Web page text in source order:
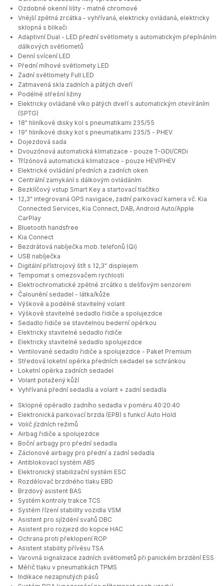
Ozdobné okenní lišty - matně chromové
Vnější zpětná zrcátka - vyhřívaná, elektricky ovládaná, elektricky
sklopná s blikači
Adaptivní Dual - LED přední světlomety s automatickým přepínáním
dálkových světlometů
Denní svícení LED
Přední mlhové světlomety LED
Zadní světlomety Full LED
Zatmavená skla zadních a pátých dveří
Podélné střešní ližiny
Elektricky ovládané víko pátých dveří s automatickým otevíráním
(SPTG)
18" hliníkové disky kol s pneumatikami 235/55
19" hliníkové disky kol s pneumatikami 235/5 - PHEV
Dojezdová sada
Dvouzónová automatická klimatizace - pouze T-GDI/CRDi
Třízónová automatická klimatizace - pouze HEV/PHEV
Elektrické ovládání předních a zadních oken
Centrální zamykání s dálkovým ovládáním
Bezklíčový vstup Smart Key a startovací tlačítko
12,3" integrovaná GPS navigace, zadní parkovací kamera vč. Kia
Connected Services, Kia Connect, DAB, Android Auto/Apple
CarPlay
Bluetooth handsfree
Kia Connect
Bezdrátová nabíječka mob. telefonů (Qi)
USB nabíječka
Digitální přístrojový štít s 12,3" displejem
Tempomat s omezovačem rychlosti
Elektrochromatické zpětné zrcátko s dešťovým senzorem
Čalounění sedadel - látka/kůže
Výškově a podélně stavitelný volant
Výškově stavitelné sedadlo řidiče a spolujezdce
Sedadlo řidiče se stavitelnou bederní opěrkou
Elektricky stavitelné sedadlo řidiče
Elektricky stavitelné sedadlo spolujezdce
Ventilované sedadlo řidiče a spolujezdce - Paket Premium
Středová loketní opěrka předních sedadel se schránkou
Loketní opěrka zadních sedadel
Volant potažený kůží
Vyhřívaná přední sedadla a volant + zadní sedadla
Sklopné opěradlo zadního sedadla v poměru 40:20:40
Elektronická parkovací brzda (EPB) s funkcí Auto Hold
Volič jízdních režimů
Airbag řidiče a spolujezdce
Boční airbagy pro přední sedadla
Záclonové airbagy pro přední a zadní sedadla
Antiblokovací systém ABS
Elektronický stabilizační systém ESC
Rozdělovač brzdného tlaku EBD
Brzdový asistent BAS
Systém kontroly trakce TCS
Systém řízení stability vozidla VSM
Asistent pro sjíždění svahů DBC
Asistent pro rozjezd do kopce HAC
Ochrana proti překlopení ROP
Asistent stability přívěsu TSA
Varovná signalizace zadních světlometů při panickém brzdění ESS
Měřič tlaku v pneumatikách TPMS
Indikace nezapnutých pásů